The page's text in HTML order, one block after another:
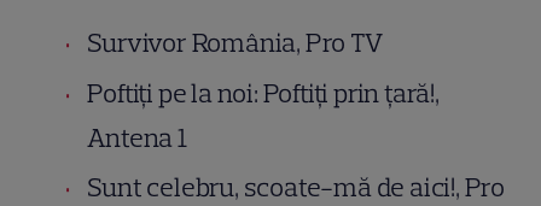
Survivor România, Pro TV
Poftiţi pe la noi: Poftiţi prin ţară!,
Antena 1
Sunt celebru, scoate-mă de aici!, Pro